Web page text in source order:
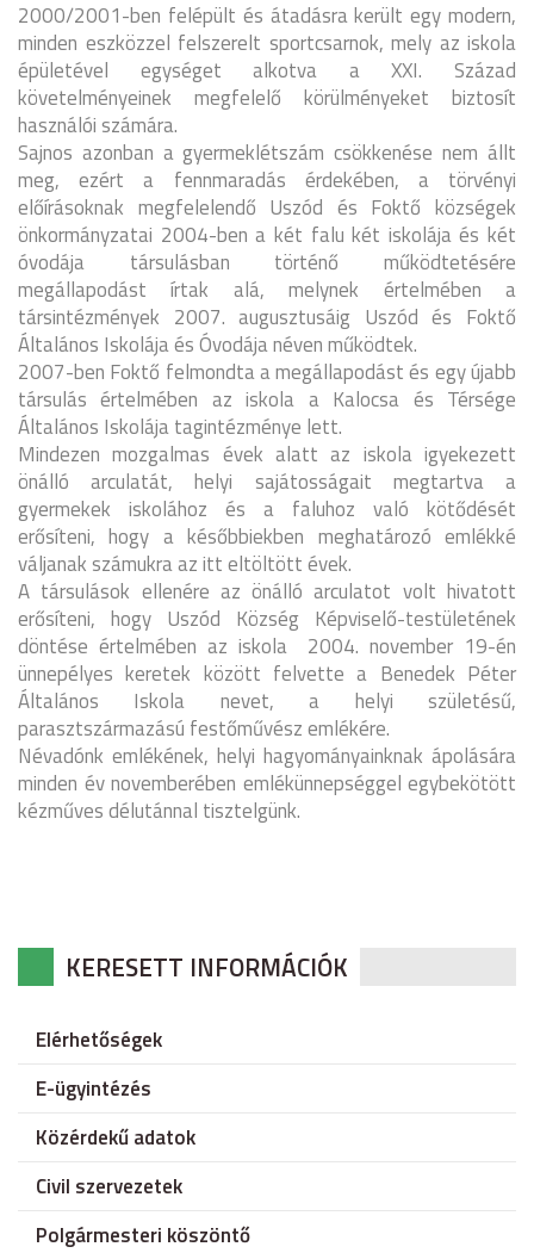
2000/2001-ben felépült és átadásra került egy modern,
minden eszközzel felszerelt sportcsarnok, mely az iskola
épületével egységet alkotva a XXI. Század
követelményeinek megfelelő körülményeket biztosít
használói számára.
Sajnos azonban a gyermeklétszám csökkenése nem állt
meg, ezért a fennmaradás érdekében, a törvényi
előírásoknak megfelelendő Uszód és Foktő községek
önkormányzatai 2004-ben a két falu két iskolája és két
óvodája társulásban történő működtetésére
megállapodást írtak alá, melynek értelmében a
társintézmények 2007. augusztusáig Uszód és Foktő
Általános Iskolája és Óvodája néven működtek.
2007-ben Foktő felmondta a megállapodást és egy újabb
társulás értelmében az iskola a Kalocsa és Térsége
Általános Iskolája tagintézménye lett.
Mindezen mozgalmas évek alatt az iskola igyekezett
önálló arculatát, helyi sajátosságait megtartva a
gyermekek iskolához és a faluhoz való kötődését
erősíteni, hogy a későbbiekben meghatározó emlékké
váljanak számukra az itt eltöltött évek.
A társulások ellenére az önálló arculatot volt hivatott
erősíteni, hogy Uszód Község Képviselő-testületének
döntése értelmében az iskola
2004. november 19-én
ünnepélyes keretek között felvette a Benedek Péter
Általános Iskola nevet, a helyi születésű,
parasztszármazású festőművész emlékére.
Névadónk emlékének, helyi hagyományainknak ápolására
minden év novemberében emlékünnepséggel egybekötött
kézműves délutánnal tisztelgünk.
KERESETT INFORMÁCIÓK
Elérhetőségek
E-ügyintézés
Közérdekű adatok
Civil szervezetek
Polgármesteri köszöntő